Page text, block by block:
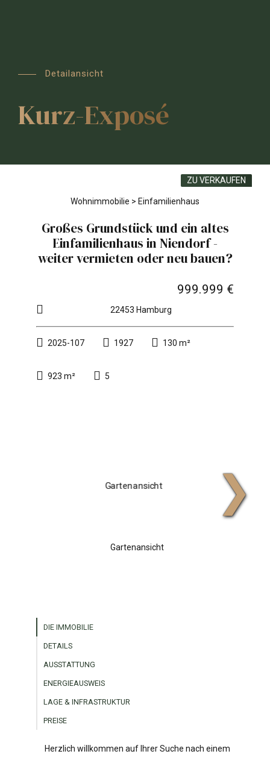
Detailansicht
Kurz-Exposé
Wohnimmobilie > Einfamilienhaus
ZU VERKAUFEN
Großes Grundstück und ein altes
Einfamilienhaus in Niendorf -
weiter vermieten oder neu bauen?
22453 Hamburg
999.999 €
2025-107 1927 130 m²
923 m² 5
Gartenansicht
❯
DIE IMMOBILIE
DETAILS
AUSSTATTUNG
ENERGIEAUSWEIS
LAGE & INFRASTRUKTUR
PREISE
Herzlich willkommen auf Ihrer Suche nach einem